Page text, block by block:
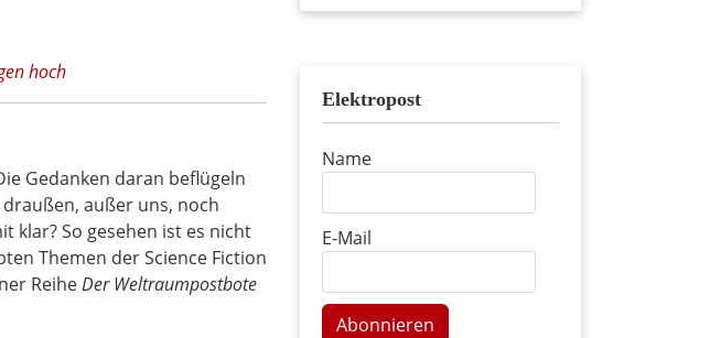
hoch
Gedanken daran beflügeln
außer uns, noch
klar? So gesehen ist es nicht
Themen der Science Fiction
ReiheDer Weltraumpostbote
Elektropost
Name
E-Mail
Abonnieren